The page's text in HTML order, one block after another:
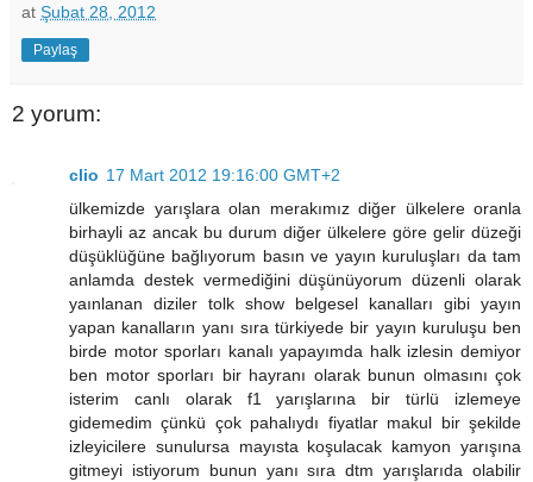
at Şubat 28, 2012
Paylaş
2 yorum:
clio 17 Mart 2012 19:16:00 GMT+2
ülkemizde yarışlara olan merakımız diğer ülkelere oranla
birhayli az ancak bu durum diğer ülkelere göre gelir düzeği
düşüklüğüne bağlıyorum basın ve yayın kuruluşları da tam
anlamda destek vermediğini düşünüyorum düzenli olarak
yaınlanan diziler tolk show belgesel kanalları gibi yayın
yapan kanalların yanı sıra türkiyede bir yayın kuruluşu ben
birde motor sporları kanalı yapayımda halk izlesin demiyor
ben motor sporları bir hayranı olarak bunun olmasını çok
isterim canlı olarak f1 yarışlarına bir türlü izlemeye
gidemedim çünkü çok pahalıydı fiyatlar makul bir şekilde
izleyicilere sunulursa mayısta koşulacak kamyon yarışına
gitmeyi istiyorum bunun yanı sıra dtm yarışlarıda olabilir